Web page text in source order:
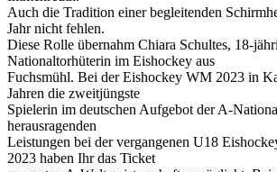
Auch die Tradition einer begleitenden
Jahr nicht fehlen.
Diese Rolle übernahm Chiara Schultes, 18-
Nationaltorhüterin im Eishockey aus
Fuchsmühl. Bei der Eishockey WM 2023 in
Jahren die zweitjüngste
Spielerin im deutschen Aufgebot der A-
herausragenden
Leistungen bei der vergangenen U18
2023 haben Ihr das Ticket